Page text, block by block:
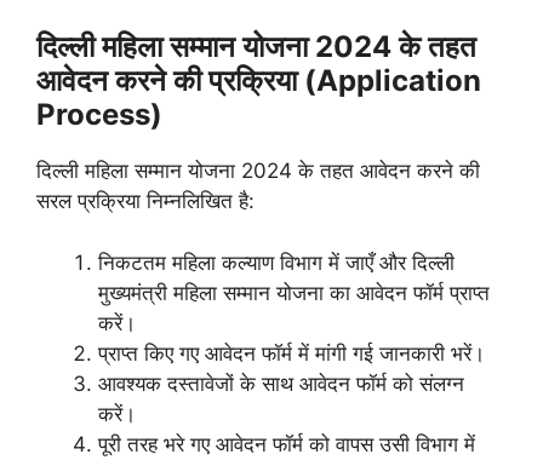
दिल्ली महिला सम्मान योजना 2024 के तहत
आवेदन करने की प्रक्रिया (Application
Process)
दिल्ली महिला सम्मान योजना 2024 के तहत आवेदन करने की
सरल प्रक्रिया निम्नलिखित है:
निकटतम महिला कल्याण विभाग में जाएँ और दिल्ली
मुख्यमंत्री महिला सम्मान योजना का आवेदन फॉर्म प्राप्त
करें।
प्राप्त किए गए आवेदन फॉर्म में मांगी गई जानकारी भरें।
आवश्यक दस्तावेजों के साथ आवेदन फॉर्म को संलग्न
करें।
पूरी तरह भरे गए आवेदन फॉर्म को वापस उसी विभाग में